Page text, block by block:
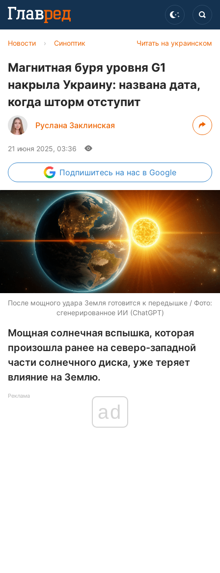
Читать на украинском
Новости › Синоптик
Магнитная буря уровня G1
накрыла Украину: названа дата,
когда шторм отступит
Руслана Заклинская
21 июня 2025, 03:36
Подпишитесь на нас в Google
После мощного удара Земля готовится к передышке / Фото:
сгенерированное ИИ (ChatGPT)
Мощная солнечная вспышка, которая
произошла ранее на северо-западной
части солнечного диска, уже теряет
влияние на Землю.
Реклама
ad